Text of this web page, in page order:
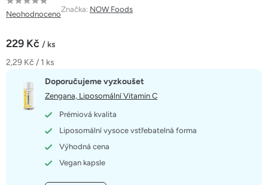
Průměrné
hodnocení
je
0,0
hvězdiček.
Neohodnoceno
Značka: NOW Foods
229 Kč / ks
Měrná
2,29 Kč / 1 ks
Doporučujeme vyzkoušet
Zengana, Liposomální Vitamin C
Prémiová kvalita
Liposomální vysoce vstřebatelná forma
Výhodná cena
Vegan kapsle